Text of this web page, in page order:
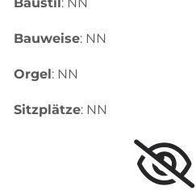
Bauweise: NN
Orgel: NN
Sitzplätze: NN